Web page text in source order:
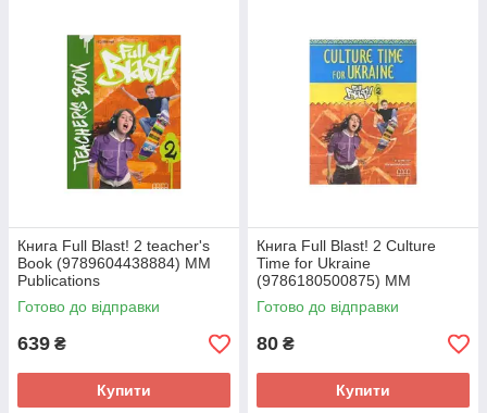
Книга Full Blast! 2 teacher's
Book (9789604438884) MM
Publications
Готово до відправки
639 ₴
Купити
Книга Full Blast! 2 Culture
Time for Ukraine
(9786180500875) MM
Publications
Готово до відправки
80 ₴
Купити